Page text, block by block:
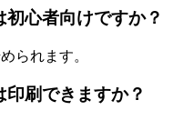
心者向けですか？
られます。
刷できますか？